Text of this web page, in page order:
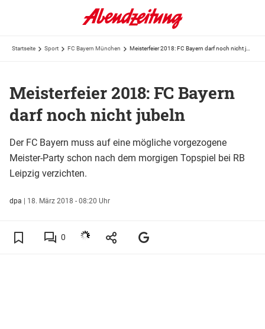
Startseite Sport FC Bayern München
Meisterfeier 2018: FC Bayern
darf noch nicht jubeln
Der FC Bayern muss auf eine mögliche vorgezogene
Meister-Party schon nach dem morgigen Topspiel bei RB
Leipzig verzichten.
dpa | 18. März 2018 - 08:20 Uhr
0